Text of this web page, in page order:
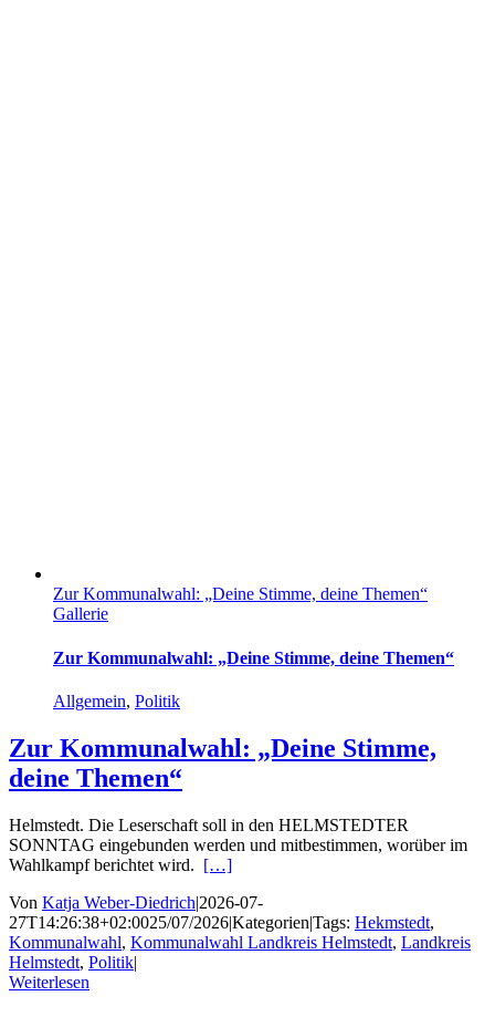
Zur Kommunalwahl: „Deine Stimme, deine Themen“
Gallerie
Zur Kommunalwahl: „Deine Stimme, deine Themen“
Allgemein, Politik
Zur Kommunalwahl: „Deine Stimme,
deine Themen“
Helmstedt. Die Leserschaft soll in den HELMSTEDTER
SONNTAG eingebunden werden und mitbestimmen, worüber im
Wahlkampf berichtet wird. […]
Von Katja Weber-Diedrich|2026-07-
27T14:26:38+02:0025/07/2026|Kategorien|Tags: Hekmstedt,
Kommunalwahl, Kommunalwahl Landkreis Helmstedt, Landkreis
Helmstedt, Politik|
Weiterlesen